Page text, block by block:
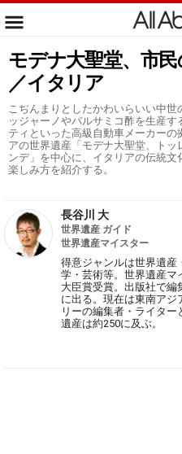
モデナ大聖堂、市
／イタリア
こぢんまりとしたかわいらいい中
ッジャーノやバルサミコ酢を生産
ティといった高級自動車メーカー
アの世界遺産「モデナ大聖堂、ト
ンデ」を中心に、イタリアの伝統文
楽しみ方を紹介する。
長谷川 大
世界遺産 ガイド
世界遺産マイスター
得意ジャンルは世界遺産
学・芸術等。世界遺産マ
大臣賞受賞。出版社で
に出る。現在は東南アジ
リーの編集者・ライタ
遺産は約250に及ぶ。